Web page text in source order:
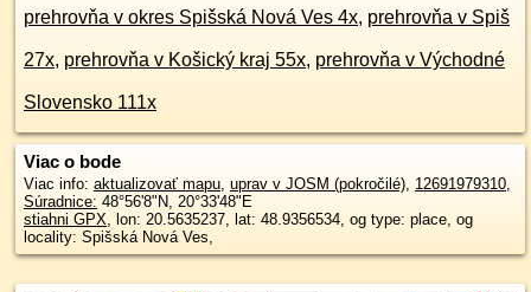
prehrovňa v okres Spišská Nová Ves 4x, prehrovňa v Spiš
27x, prehrovňa v Košický kraj 55x, prehrovňa v Východné
Slovensko 111x
Viac o bode
Viac info: aktualizovať mapu, uprav v JOSM (pokročilé), 12691979310,
Súradnice: 48°56'8"N, 20°33'48"E
stiahni GPX, lon: 20.5635237, lat: 48.9356534, og type: place, og
locality: Spišská Nová Ves,